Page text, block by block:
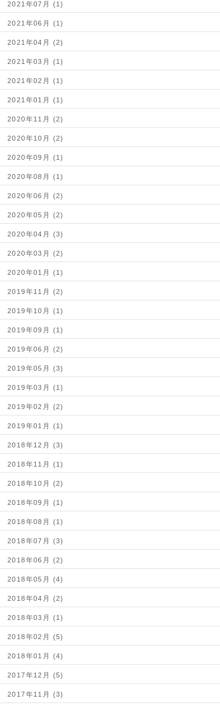
2021年07月 (1)
2021年06月 (1)
2021年04月 (2)
2021年03月 (1)
2021年02月 (1)
2021年01月 (1)
2020年11月 (2)
2020年10月 (2)
2020年09月 (1)
2020年08月 (1)
2020年06月 (2)
2020年05月 (2)
2020年04月 (3)
2020年03月 (2)
2020年01月 (1)
2019年11月 (2)
2019年10月 (1)
2019年09月 (1)
2019年06月 (2)
2019年05月 (3)
2019年03月 (1)
2019年02月 (2)
2019年01月 (1)
2018年12月 (3)
2018年11月 (1)
2018年10月 (2)
2018年09月 (1)
2018年08月 (1)
2018年07月 (3)
2018年06月 (2)
2018年05月 (4)
2018年04月 (2)
2018年03月 (1)
2018年02月 (5)
2018年01月 (4)
2017年12月 (5)
2017年11月 (3)